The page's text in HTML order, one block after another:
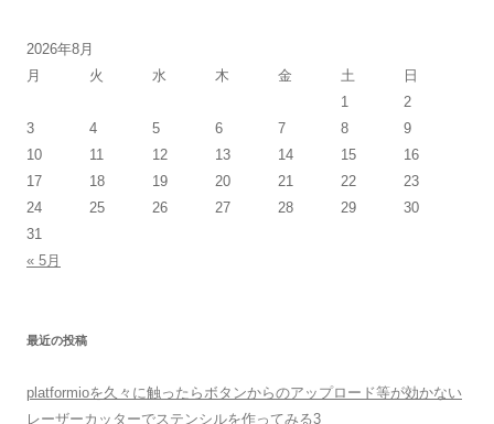
2026年8月
月
火 水 木 金 土
日
1
2
3
4 5 6 7 8
9
10
11 12 13 14 15
16
17
18 19 20 21 22
23
24
25 26 27 28 29
30
31
« 5月
最近の投稿
platformioを久々に触ったらボタンからのアップロード等が効かない
レーザーカッターでステンシルを作ってみる3